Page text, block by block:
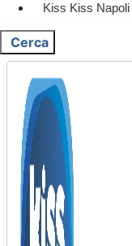
Kiss Kiss
Cerca